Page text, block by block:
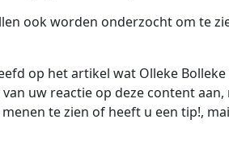
ook worden onderzocht om te
op het artikel wat Olleke
uw reactie op deze content
te zien of heeft u een tip!,